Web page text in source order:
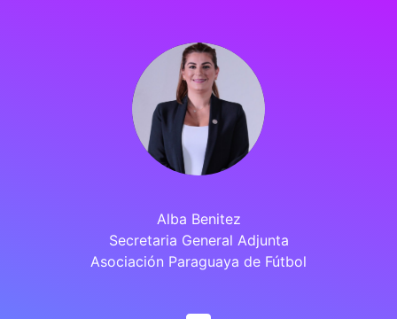
Alba Benitez
Secretaria General Adjunta
Asociación Paraguaya de Fútbol